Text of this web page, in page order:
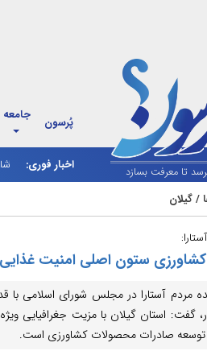
تا معرفت بسازد
پُرسون جامعه
اخبار فوری:
/گیلان
ستون اصلی امنیت
مردم آستارا در مجلس شورای اسلامی با
گفت: استان گیلان با مزیت جغرافیایی
توسعه صادرات محصولات کشاورزی است.